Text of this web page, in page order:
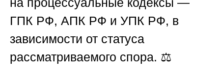
ГПК РФ, АПК РФ и УПК РФ, в
зависимости от статуса
рассматриваемого спора. ⚖️